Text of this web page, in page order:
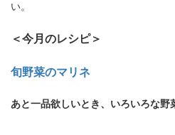
い。
＜今月のレシピ＞
旬野菜のマリネ
あと一品欲しいとき、いろいろな野